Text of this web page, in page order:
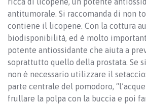
antitumorale. Si raccomanda di non
contiene il licopene. Con la cottura
biodisponibilità, ed è molto
potente antiossidante che aiuta a
soprattutto quello della prostata. Se
non è necessario utilizzare il
parte centrale del pomodoro,
frullare la polpa con la buccia e poi